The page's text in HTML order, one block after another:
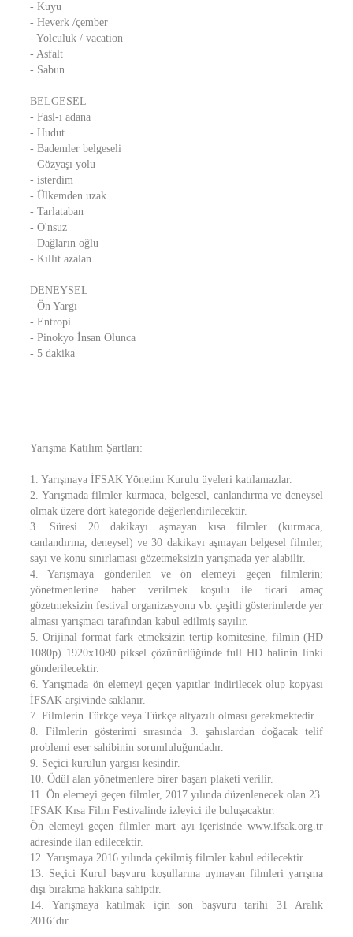
- Kuyu
- Heverk /çember
- Yolculuk / vacation
- Asfalt
- Sabun
BELGESEL
- Fasl-ı adana
- Hudut
- Bademler belgeseli
- Gözyaşı yolu
- isterdim
- Ülkemden uzak
- Tarlataban
- O'nsuz
- Dağların oğlu
- Kıllıt azalan
DENEYSEL
- Ön Yargı
- Entropi
- Pinokyo İnsan Olunca
- 5 dakika
Yarışma Katılım Şartları:
1. Yarışmaya İFSAK Yönetim Kurulu üyeleri katılamazlar.
2. Yarışmada filmler kurmaca, belgesel, canlandırma ve deneysel
olmak üzere dört kategoride değerlendirilecektir.
3. Süresi 20 dakikayı aşmayan kısa filmler (kurmaca,
canlandırma, deneysel) ve 30 dakikayı aşmayan belgesel filmler,
sayı ve konu sınırlaması gözetmeksizin yarışmada yer alabilir.
4. Yarışmaya gönderilen ve ön elemeyi geçen filmlerin;
yönetmenlerine haber verilmek koşulu ile ticari amaç
gözetmeksizin festival organizasyonu vb. çeşitli gösterimlerde yer
alması yarışmacı tarafından kabul edilmiş sayılır.
5. Orijinal format fark etmeksizin tertip komitesine, filmin (HD
1080p) 1920x1080 piksel çözünürlüğünde full HD halinin linki
gönderilecektir.
6. Yarışmada ön elemeyi geçen yapıtlar indirilecek olup kopyası
İFSAK arşivinde saklanır.
7. Filmlerin Türkçe veya Türkçe altyazılı olması gerekmektedir.
8. Filmlerin gösterimi sırasında 3. şahıslardan doğacak telif
problemi eser sahibinin sorumluluğundadır.
9. Seçici kurulun yargısı kesindir.
10. Ödül alan yönetmenlere birer başarı plaketi verilir.
11. Ön elemeyi geçen filmler, 2017 yılında düzenlenecek olan 23.
İFSAK Kısa Film Festivalinde izleyici ile buluşacaktır.
Ön elemeyi geçen filmler mart ayı içerisinde www.ifsak.org.tr
adresinde ilan edilecektir.
12. Yarışmaya 2016 yılında çekilmiş filmler kabul edilecektir.
13. Seçici Kurul başvuru koşullarına uymayan filmleri yarışma
dışı bırakma hakkına sahiptir.
14. Yarışmaya katılmak için son başvuru tarihi 31 Aralık
2016’dır.